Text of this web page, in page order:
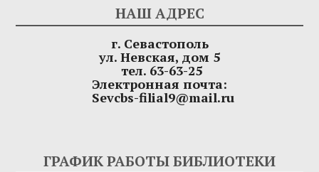
НАШ АДРЕС
г. Севастополь
ул. Невская, дом 5
тел. 63-63-25
Электронная почта:
Sevcbs-filial9@mail.ru
ГРАФИК РАБОТЫ БИБЛИОТЕКИ